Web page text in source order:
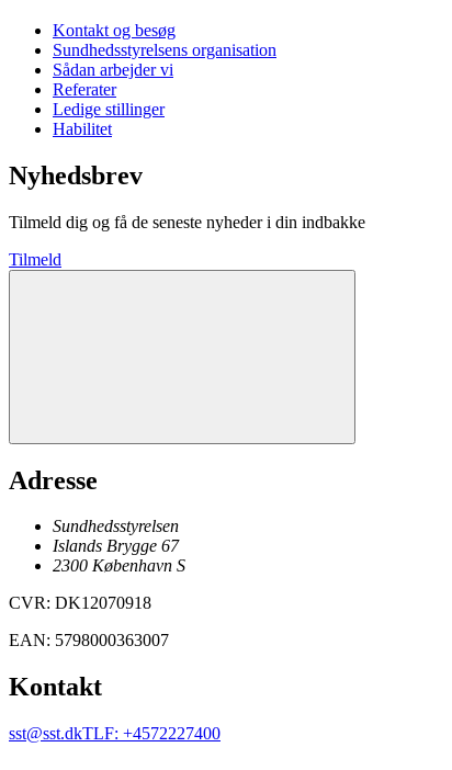
Kontakt og besøg
Sundhedsstyrelsens organisation
Sådan arbejder vi
Referater
Ledige stillinger
Habilitet
Nyhedsbrev
Tilmeld dig og få de seneste nyheder i din indbakke
Tilmeld
Adresse
Sundhedsstyrelsen
Islands Brygge 67
2300 København S
CVR: DK12070918
EAN: 5798000363007
Kontakt
sst@sst.dkTLF: +4572227400